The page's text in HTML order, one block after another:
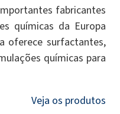
fabricantes
químicas da Europa
oferece surfactantes,
químicas para
Veja os produtos